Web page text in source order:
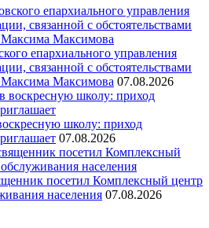
епархиального управления
связанной с обстоятельствами
Максимова 07.08.2026
школу: приход
07.08.2026
посетил Комплексный центр
населения 07.08.2026